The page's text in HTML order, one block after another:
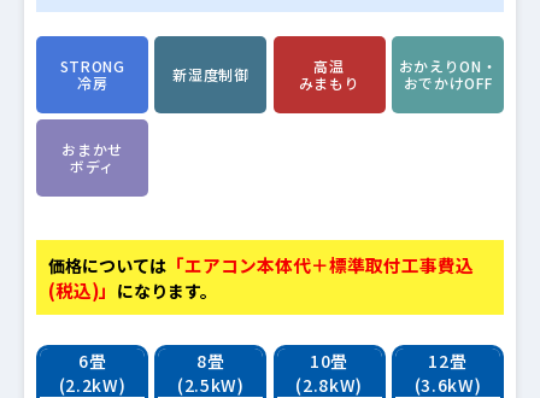
STRONG
冷房
新湿度制御
高温
みまもり
おかえりON・
おでかけOFF
おまかせ
ボディ
価格については 「エアコン本体代＋標準取付工事費込
(税込)」 になります。
6畳
(2.2kW)
8畳
(2.5kW)
10畳
(2.8kW)
12畳
(3.6kW)